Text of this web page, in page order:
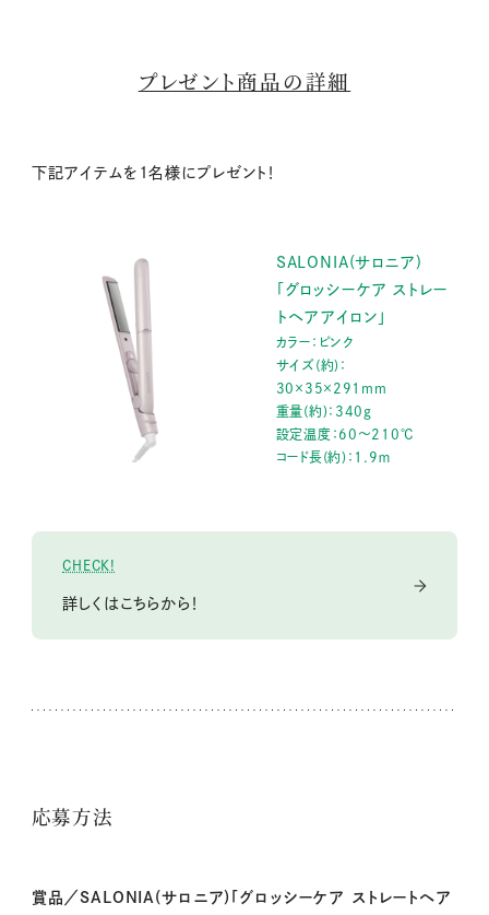
プレゼント商品の詳細
下記アイテムを1名様にプレゼント！
SALONIA(サロニア)
「グロッシーケア ストレー
トヘアアイロン」
カラー：ピンク
サイズ(約)：
30×35×291mm
重量(約)：340g
設定温度：60～210℃
コード長(約)：1.9ｍ
CHECK!
詳しくはこちらから！
応募方法
賞品／SALONIA(サロニア)「グロッシーケア ストレートヘア